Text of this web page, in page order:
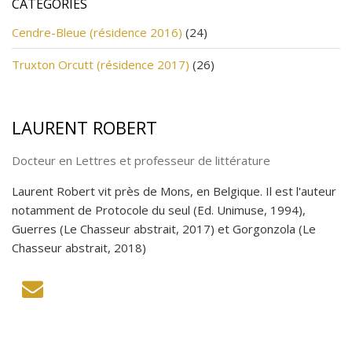
CATÉGORIES
Cendre-Bleue (résidence 2016) (24)
Truxton Orcutt (résidence 2017) (26)
LAURENT ROBERT
Docteur en Lettres et professeur de littérature
Laurent Robert vit près de Mons, en Belgique. Il est l'auteur
notamment de Protocole du seul (Ed. Unimuse, 1994),
Guerres (Le Chasseur abstrait, 2017) et Gorgonzola (Le
Chasseur abstrait, 2018)